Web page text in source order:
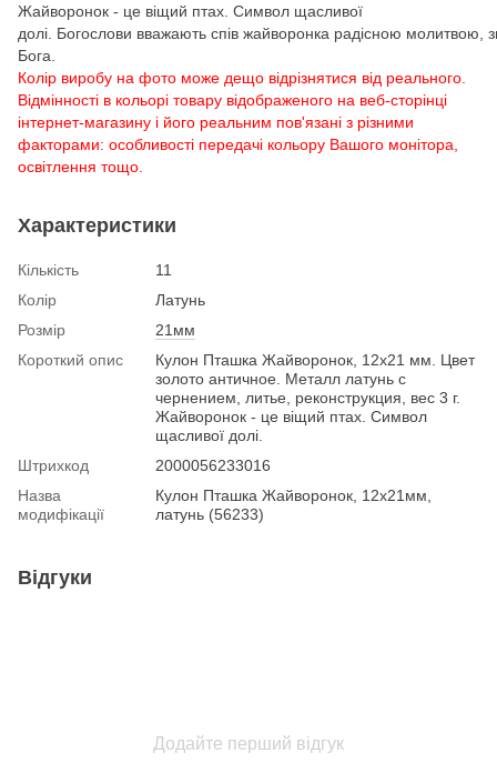
Жайворонок - це віщий птах. Символ щасливої
долі. Богослови вважають спів жайворонка радісною молитвою,
Бога.
Колір виробу на фото може дещо відрізнятися від реального.
Відмінності в кольорі товару відображеного на веб-сторінці
інтернет-магазину і його реальним пов'язані з різними
факторами: особливості передачі кольору Вашого монітора,
освітлення тощо.
Характеристики
Кількість
11
Колір
Латунь
Розмір
21мм
Короткий опис
Кулон Пташка Жайворонок, 12х21 мм. Цвет
золото античное. Металл латунь с
чернением, литье, реконструкция, вес 3 г.
Жайворонок - це віщий птах. Символ
щасливої долі.
Штрихкод
2000056233016
Назва
модифікації
Кулон Пташка Жайворонок, 12х21мм,
латунь (56233)
Відгуки
Додайте перший відгук